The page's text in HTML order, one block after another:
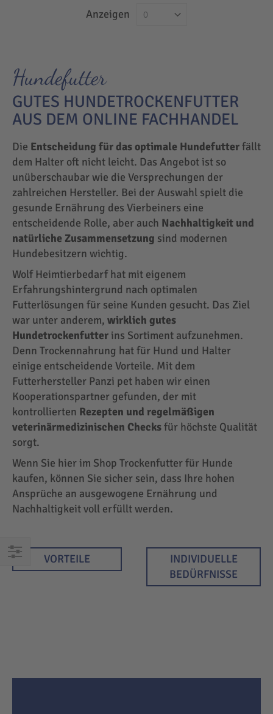
Anzeigen
EINKAUFEN
Hundefutter
GUTES HUNDETROCKENFUTTER
AUS DEM ONLINE FACHHANDEL
Die Entscheidung für das optimale Hundefutterfällt
dem Halter oft nicht leicht. Das Angebot ist so
unüberschaubar wie die Versprechungen der
zahlreichen Hersteller. Bei der Auswahl spielt die
gesunde Ernährung des Vierbeiners eine
entscheidende Rolle, aber auch Nachhaltigkeit und
natürliche Zusammensetzung sind modernen
Hundebesitzern wichtig.
Wolf Heimtierbedarf hat mit eigenem
Erfahrungshintergrund nach optimalen
Futterlösungen für seine Kunden gesucht. Das Ziel
war unter anderem, wirklich gutes
Hundetrockenfutter ins Sortiment aufzunehmen.
Denn Trockennahrung hat für Hund und Halter
einige entscheidende Vorteile. Mit dem
Futterhersteller Panzi pet haben wir einen
Kooperationspartner gefunden, der mit
kontrollierten Rezepten und regelmäßigen
veterinärmedizinischen Checksfür höchste Qualität
sorgt.
Wenn Sie hier im Shop Trockenfutter für Hunde
kaufen, können Sie sicher sein, dass Ihre hohen
Ansprüche an ausgewogene Ernährung und
Nachhaltigkeit voll erfüllt werden.
VORTEILE
INDIVIDUELLE
BEDÜRFNISSE